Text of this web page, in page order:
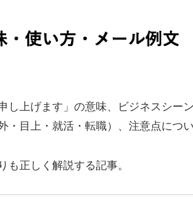
し上げます」の意味、ビジネスシー
目上・就活・転職）、注意点につい
も正しく解説する記事。